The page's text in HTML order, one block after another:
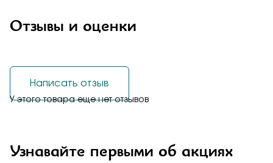
Отзывы и оценки
У этого товара еще нет отзывов
Написать отзыв
Узнавайте первыми об акциях